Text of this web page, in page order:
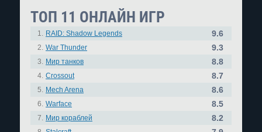
ТОП 11 ОНЛАЙН ИГР
1. RAID: Shadow Legends 9.6
2. War Thunder 9.3
3. Мир танков 8.8
4. Crossout 8.7
5. Mech Arena 8.6
6. Warface 8.5
7. Мир кораблей 8.2